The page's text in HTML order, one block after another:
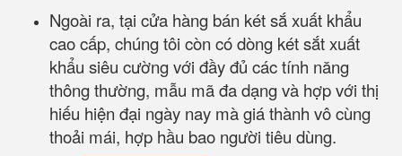
Ngoài ra, tại cửa hàng bán két sắ xuất khẩu
cao cấp, chúng tôi còn có dòng két sắt xuất
khẩu siêu cường với đầy đủ các tính năng
thông thường, mẫu mã đa dạng và hợp với thị
hiếu hiện đại ngày nay mà giá thành vô cùng
thoải mái, hợp hầu bao người tiêu dùng.